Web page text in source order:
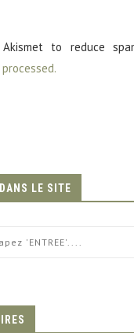
to reduce
LE SITE